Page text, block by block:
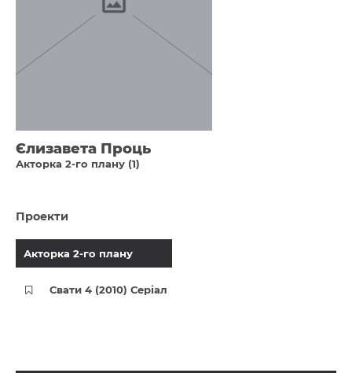
Єлизавета Проць
Акторка 2-го плану (1)
Проекти
Акторка 2-го плану
Свати 4 (2010) Серіал